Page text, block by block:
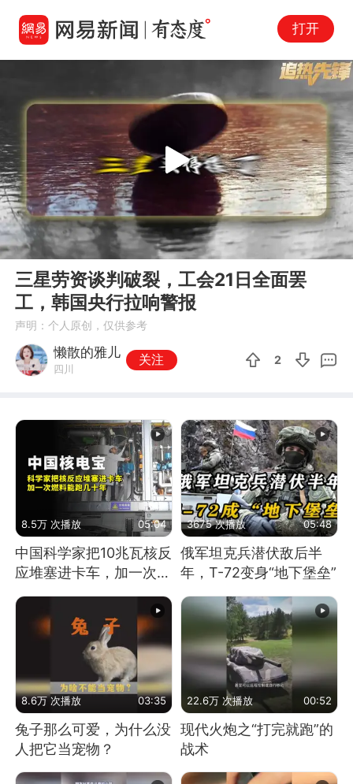
打开
00:00 02:29
Play
三星劳资谈判破裂，工会21日全面罢
工，韩国央行拉响警报
声明：个人原创，仅供参考
懒散的雅儿
四川
关注 2
8.5万 次播放 05:04
中国科学家把10兆瓦核反
应堆塞进卡车，加一次燃
3675 次播放 05:48
俄军坦克兵潜伏敌后半
年，T-72变身“地下堡垒”
8.6万 次播放 03:35
兔子那么可爱，为什么没
人把它当宠物？
22.6万 次播放 00:52
现代火炮之“打完就跑”的
战术